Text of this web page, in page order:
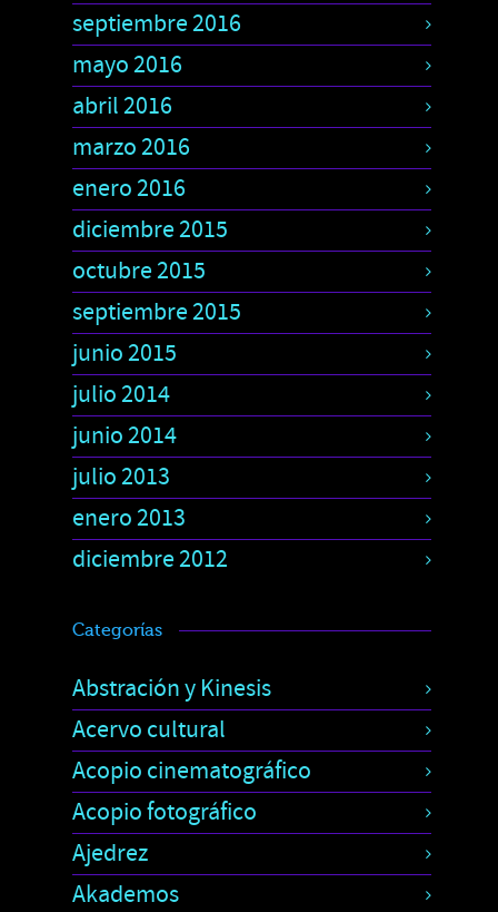
septiembre 2016
mayo 2016
abril 2016
marzo 2016
enero 2016
diciembre 2015
octubre 2015
septiembre 2015
junio 2015
julio 2014
junio 2014
julio 2013
enero 2013
diciembre 2012
Categorías
Abstración y Kinesis
Acervo cultural
Acopio cinematográfico
Acopio fotográfico
Ajedrez
Akademos